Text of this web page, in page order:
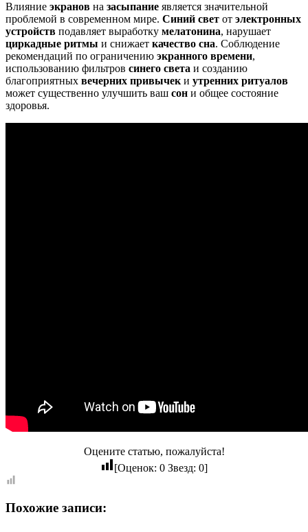
Влияние экранов на засыпание является значительной
проблемой в современном мире. Синий свет от электронных
устройств подавляет выработку мелатонина, нарушает
циркадные ритмы и снижает качество сна. Соблюдение
рекомендаций по ограничению экранного времени,
использованию фильтров синего света и созданию
благоприятных вечерних привычек и утренних ритуалов
может существенно улучшить ваш сон и общее состояние
здоровья.
Оцените статью, пожалуйста!
[Оценок: 0 Звезд: 0]
Похожие записи: